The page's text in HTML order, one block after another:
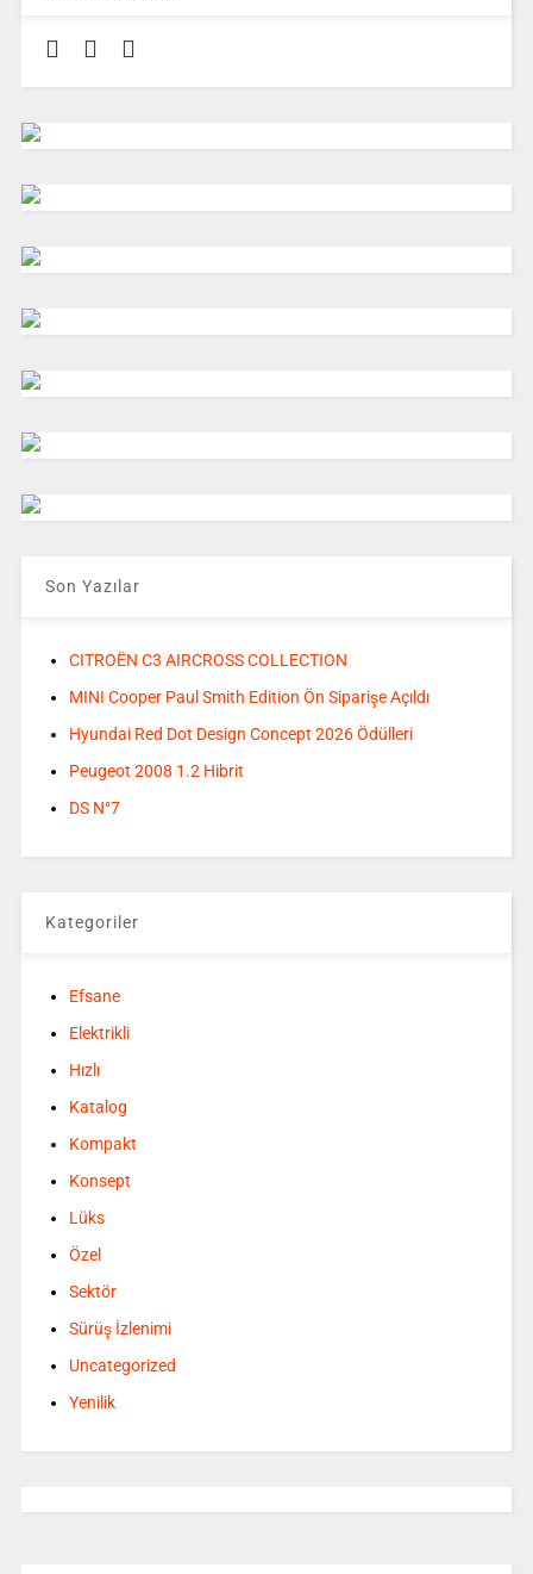
Son Yazılar
CITROËN C3 AIRCROSS COLLECTION
MINI Cooper Paul Smith Edition Ön Siparişe Açıldı
Hyundai Red Dot Design Concept 2026 Ödülleri
Peugeot 2008 1.2 Hibrit
DS N°7
Kategoriler
Efsane
Elektrikli
Hızlı
Katalog
Kompakt
Konsept
Lüks
Özel
Sektör
Sürüş İzlenimi
Uncategorized
Yenilik